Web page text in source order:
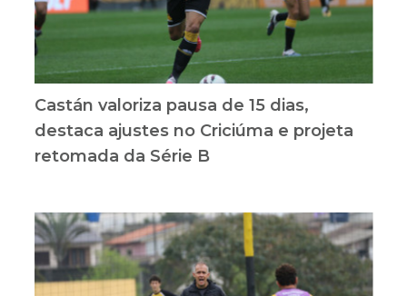
Castán valoriza pausa de 15 dias,
destaca ajustes no Criciúma e projeta
retomada da Série B